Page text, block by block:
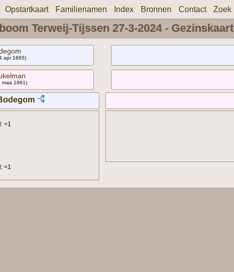
Opstartkaart Familienamen Index Bronnen Contact Zoek
Terweij-Tijssen 27-3-2024 - Gezinskaart
apr 1865)
maa 1861)
<1
<1